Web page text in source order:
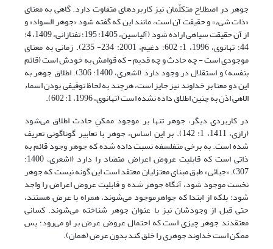
جوهر در اصطلاح متکلّمان نیز کاربرد‌های متفاوت دارد. گاهی به معنای
«ذات شیء» و حقیقت آن است، مانند این که گفته شود «جوهر السواد» و
از آن حقیقت سیاهی اراده شود (آل‏یاسین، 1405: 195؛ تفتازانى، 1409، 4:
44؛ تهانوى، 1996، ‏1: 602؛ دغیم، 2001: 234- 235). زمانی به معنای
موجودی است - چه حادث و چه قدیم - که قوامش به خودش است (قائم
بنفسه) و استقلال در وجود دارد (اشعرى، 1400: 306). اطلاق جوهر به
این دو معنا بر خداوند نیز جایز است، هرچند به لحاظ توقیفی بودن اسماء
الاهی اذن به چنین اطلاق داده نشده است (تهانوى، 1996، ‏1: 602).
در کاربردی دیگر، جوهر تنها بر موجود ممکنِ حادث اطلاق می‌شود
(رازی، 1411، 1: 142). بر این اساس، جوهر با تعابیر گوناگونی تعریف
شده است. به برخی متفلسفه نسبت داده شده که جوهر وجود قائم به
ذاتی است که قابلیت عروض اعراض متضاد را دارد (اشعرى، 1400:
307). «جبائی» طبق مبنای معتزلیان معتقد است این گونه نیست که جوهر
نخست موجود شود، آنگاه جوهر شده و قابلیت عروض اعراض را واجد
شود؛ بلکه از ابتدا که جواهرموجود می‌شوند، همراه با عرض هستند،
حتی قبل از وجودشان نیز با عنوان جوهر شناخته می‌شوند. کسانی
معتقدند جوهر چیزی است که احتمال عروض عرض بر او می‌رود؛ پس
ممکن است خداوند جوهری را خلق کند بدون عرض (همان).